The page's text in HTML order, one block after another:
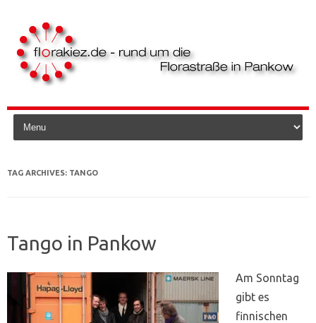
Skip to content
TAG ARCHIVES: TANGO
Tango in Pankow
Am Sonntag
gibt es
finnischen